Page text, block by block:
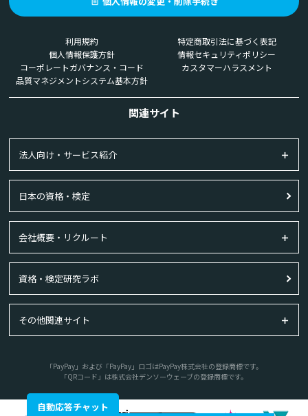
自動応答チャット
利用規約
特定商取引法に基づく表記
個人情報保護方針
情報セキュリティポリシー
コーポレートガバナンス・コード
カスタマーハラスメント
品質マネジメントシステム基本方針
関連サイト
法人向け・サービス紹介
日本の資格・検定
会社概要・リクルート
資格・検定研究ラボ
その他関連サイト
「PayPay」および「PayPay」ロゴはPayPay株式会社の登録商標です。
「QRコード」は株式会社デンソーウェーブの登録商標です。